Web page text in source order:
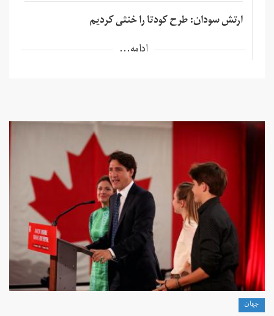
ارتش سودان: طرح کودتا را خنثی کردیم
ادامه...
جهان